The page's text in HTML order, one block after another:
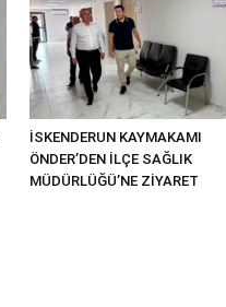
İSKENDERUN KAYMAKAMI
ÖNDER’DEN İLÇE SAĞLIK
MÜDÜRLÜĞÜ’NE ZİYARET